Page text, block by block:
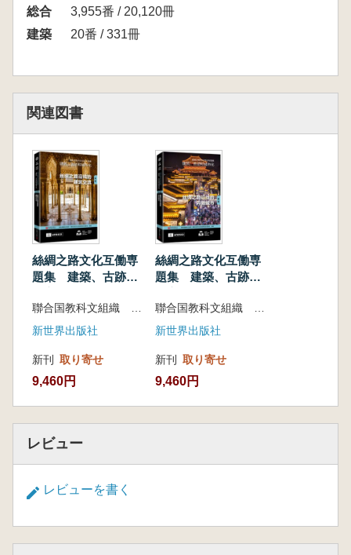
题为“海上丝绸之路沿线的港口与文化交流”。
クト「シルクロード沿線文化交流テーマ集——
本プロジェクトは、シルクロード沿線におけ
る建築交流の歴史的・地理的痕跡をたどり、建
築や古跡をテーマとするシルクロードの共有遺
産を研究することを目的としています。これに
より、シルクロード沿線における共通の文化遺
産や、異なる民族・文化間の相互影響について
理解を深めることを目指しています。対象地域
じめとする30以上のシルクロード沿線の国・都
市・地域に及び、40名の専門家が執筆に参加し
ています。
本書はシリーズの第3巻にあたり、テーマは
「海上シルクロード沿線の港湾と文化交流」で
す。
総合
3,955番 / 20,120冊
建築
20番 / 331冊
関連図書
絲綢之路文化互働専
題集 建築、古跡和
綢之路沿線的建築交
流
聯合国教科文組織 南京歴史文化名城博覧会組委会 編著
新世界出版社
新刊 取り寄せ
9,460円
絲綢之路文化互働専
題集 建築、古跡和
綢之路沿線的内陸城
市
聯合国教科文組織 南京歴史文化名城博覧会組委会 編著
新世界出版社
新刊 取り寄せ
9,460円
レビュー
レビューを書く